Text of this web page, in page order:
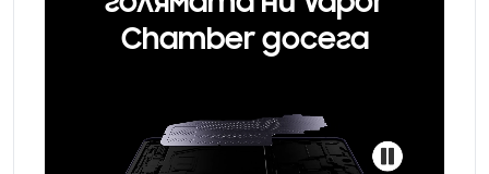
Chamber досега